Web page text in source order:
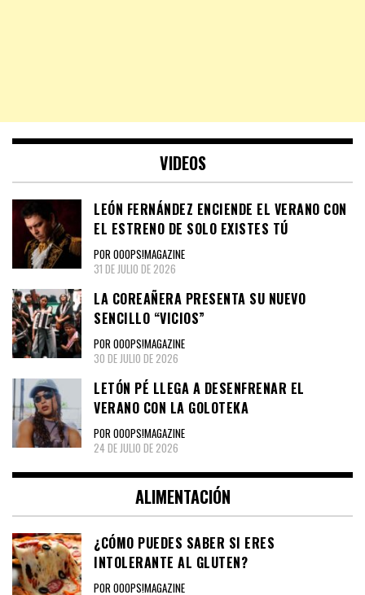
VIDEOS
LEÓN FERNÁNDEZ ENCIENDE EL VERANO CON
EL ESTRENO DE SOLO EXISTES TÚ
POR OOOPS!MAGAZINE
31 DE JULIO DE 2026
LA COREAÑERA PRESENTA SU NUEVO
SENCILLO “VICIOS”
POR OOOPS!MAGAZINE
30 DE JULIO DE 2026
LETÓN PÉ LLEGA A DESENFRENAR EL
VERANO CON LA GOLOTEKA
POR OOOPS!MAGAZINE
24 DE JULIO DE 2026
ALIMENTACIÓN
¿CÓMO PUEDES SABER SI ERES
INTOLERANTE AL GLUTEN?
POR OOOPS!MAGAZINE